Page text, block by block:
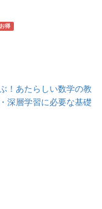
得
！あたらしい数学の教
深層学習に必要な基礎